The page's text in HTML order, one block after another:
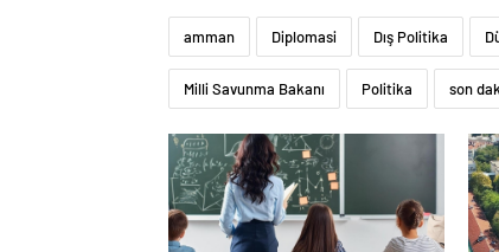
amman Diplomasi Dış Politika
Milli Savunma Bakanı Politika son